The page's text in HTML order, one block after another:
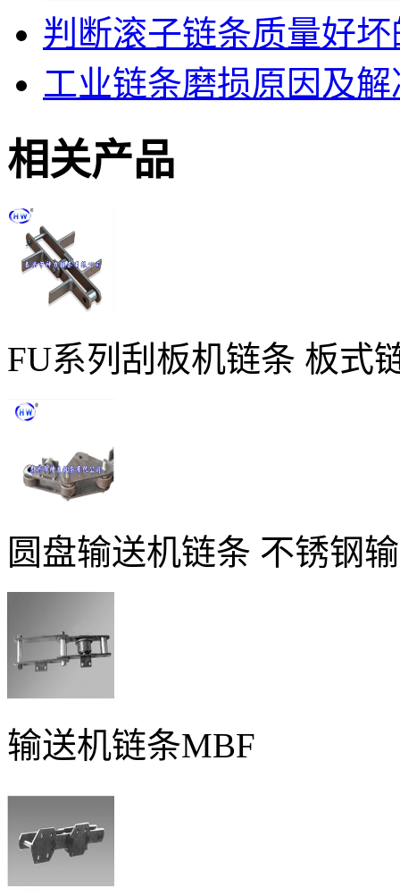
判断滚子链条质量好
工业链条磨损原因及
相关产品
FU系列刮板机链条 板式
圆盘输送机链条 不锈钢
输送机链条MBF